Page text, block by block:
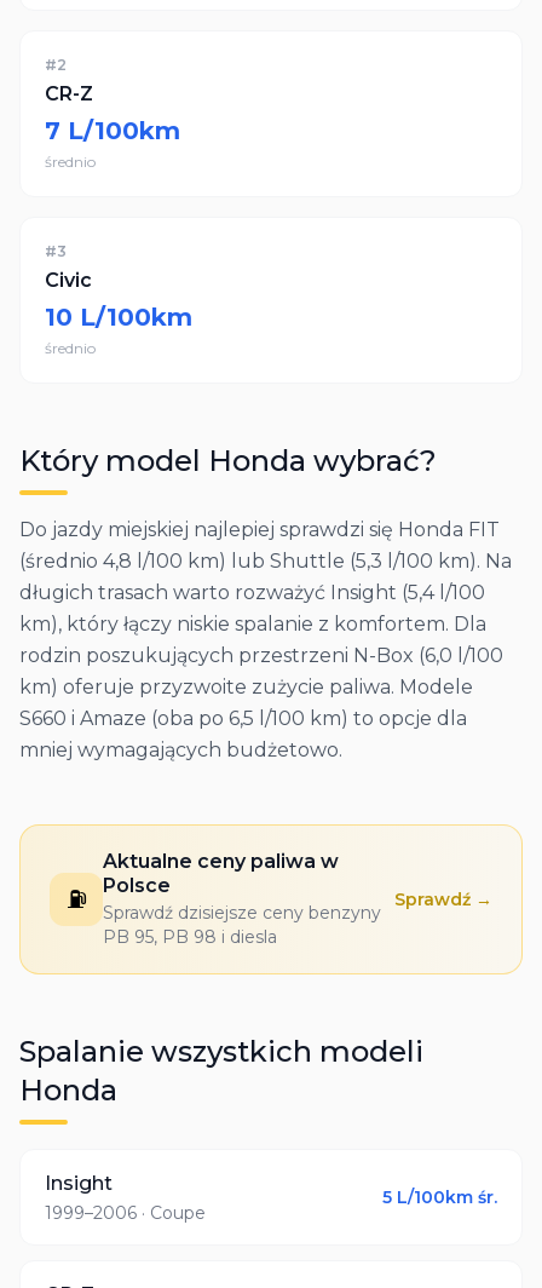
#2
CR-Z
7 L/100km
średnio
#3
Civic
10 L/100km
średnio
Który model Honda wybrać?
Do jazdy miejskiej najlepiej sprawdzi się Honda FIT
(średnio 4,8 l/100 km) lub Shuttle (5,3 l/100 km). Na
długich trasach warto rozważyć Insight (5,4 l/100
km), który łączy niskie spalanie z komfortem. Dla
rodzin poszukujących przestrzeni N-Box (6,0 l/100
km) oferuje przyzwoite zużycie paliwa. Modele
S660 i Amaze (oba po 6,5 l/100 km) to opcje dla
mniej wymagających budżetowo.
⛽
Aktualne ceny paliwa w
Polsce
Sprawdź dzisiejsze ceny benzyny
PB 95, PB 98 i diesla
Sprawdź →
Spalanie wszystkich modeli
Honda
Insight
1999–2006 · Coupe
5 L/100km śr.